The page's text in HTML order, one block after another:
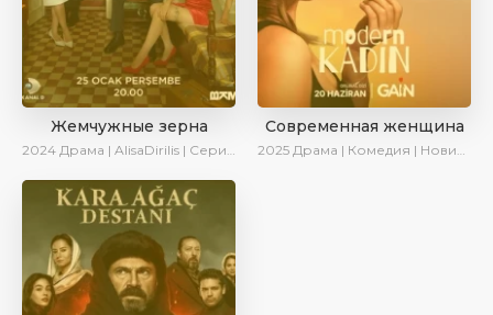
Жемчужные зерна
2024 Драма | AlisaDirilis | Сериалы 2024
Современная женщина
2025 Драма | Комедия | Новинки | Сериалы 2025